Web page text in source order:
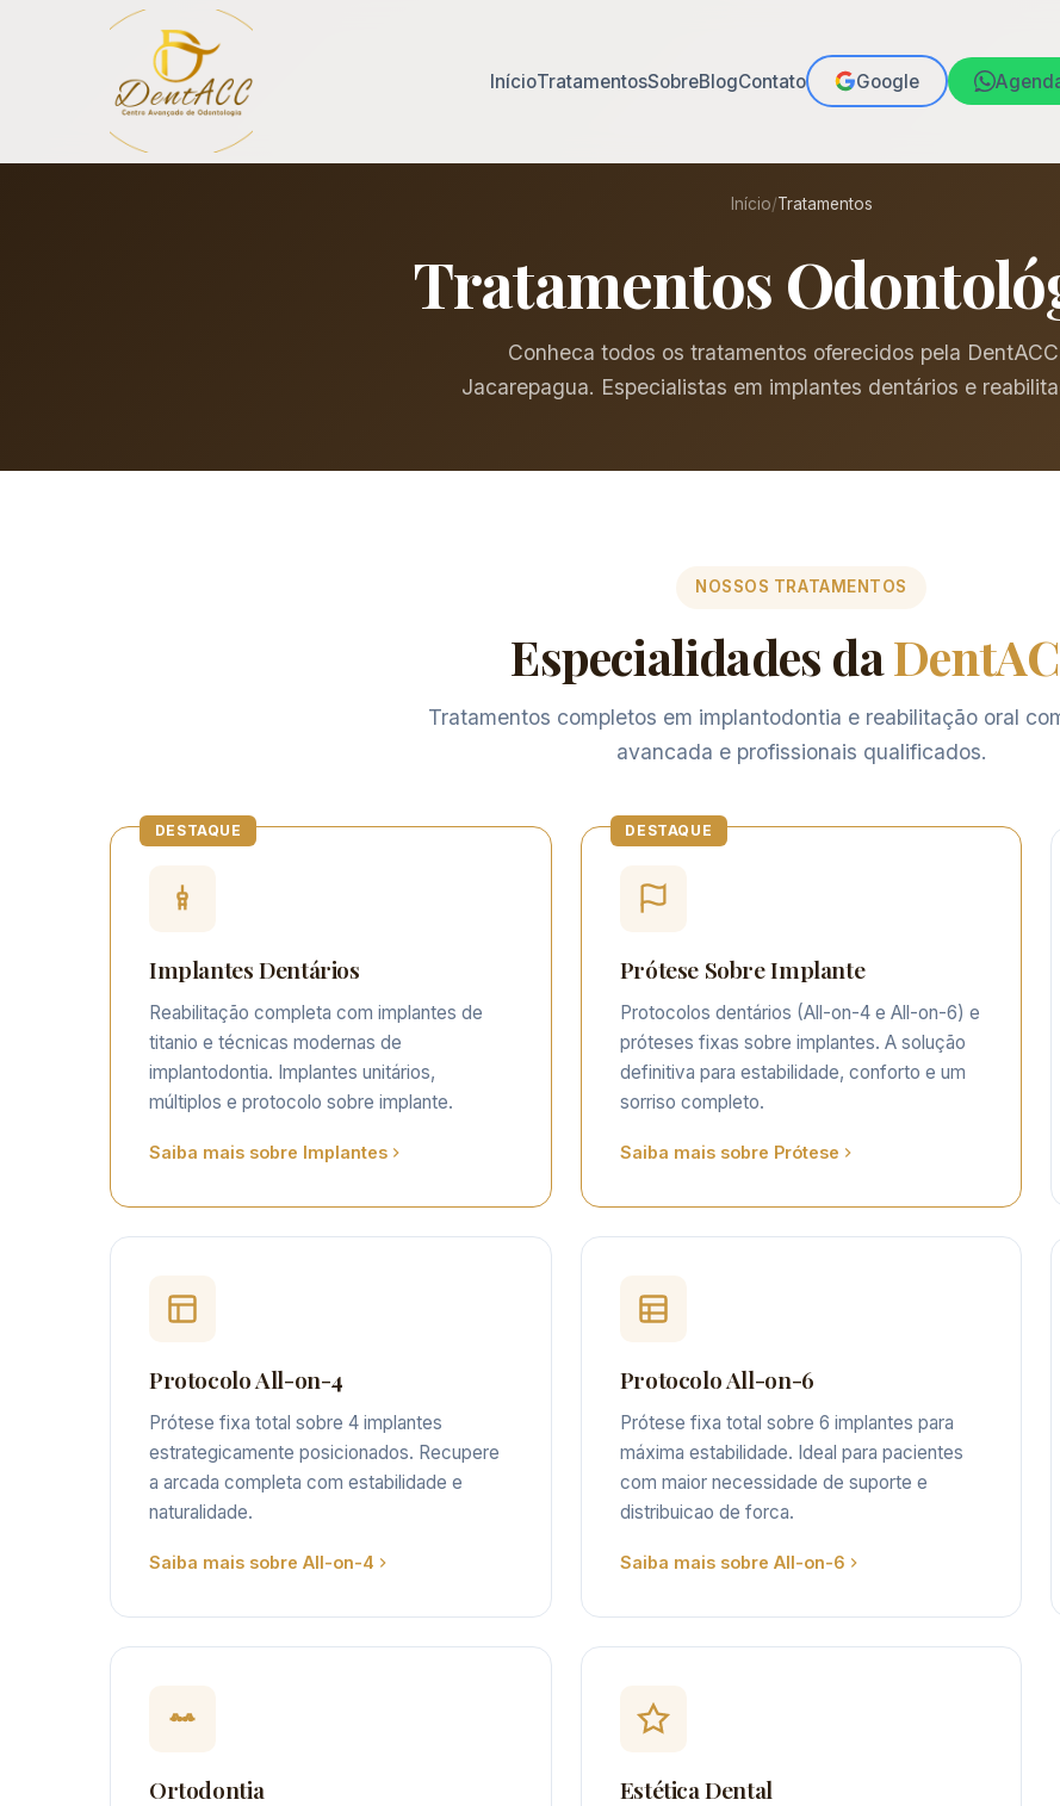
InícioTratamentosSobreBlogContato Google
Início/Tratamentos
Tratamentos
Conheca todos os tratamentos oferecidos pela
Jacarepagua. Especialistas em implantes dentários e
NOSSOS TRATAMENTOS
Especialidades da
Tratamentos completos em implantodontia e reabilitação oral
avancada e profissionais qualificados.
Implantes Dentários
Reabilitação completa com implantes de
titanio e técnicas modernas de
implantodontia. Implantes unitários,
múltiplos e protocolo sobre implante.
Saiba mais sobre Implantes
Prótese Sobre Implante
Protocolos dentários (All-on-4 e All-on-6) e
próteses fixas sobre implantes. A solução
definitiva para estabilidade, conforto e um
sorriso completo.
Saiba mais sobre Prótese
Protocolo All-on-4
Prótese fixa total sobre 4 implantes
estrategicamente posicionados. Recupere
a arcada completa com estabilidade e
naturalidade.
Saiba mais sobre All-on-4
Protocolo All-on-6
Prótese fixa total sobre 6 implantes para
máxima estabilidade. Ideal para pacientes
com maior necessidade de suporte e
distribuicao de forca.
Saiba mais sobre All-on-6
Ortodontia Estética Dental